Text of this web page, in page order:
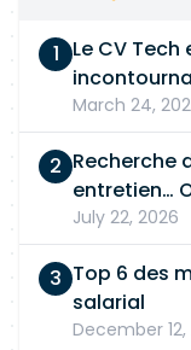
Le CV
March 24,
Recherche
entretien…
July 22, 2026
Top 6 des
salarial
December